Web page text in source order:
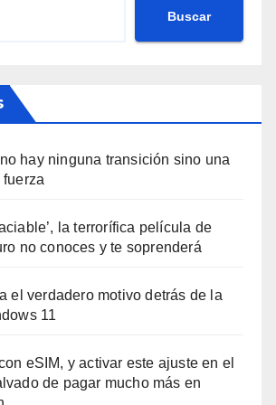
Buscar
hay ninguna transición sino una
la terrorífica película de
no conoces y te soprenderá
el verdadero motivo detrás de la
11
eSIM, y activar este ajuste en el
de pagar mucho más en